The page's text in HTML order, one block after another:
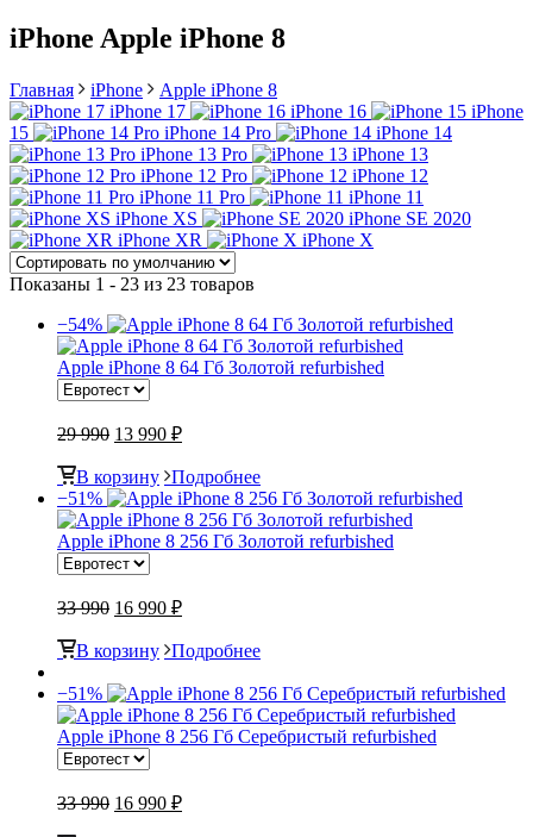
iPhone Apple iPhone 8
Главная iPhone
Apple iPhone 8
iPhone 17
iPhone 16
iPhone
15
iPhone 14 Pro
iPhone 14
iPhone 13 Pro
iPhone 13
iPhone 12 Pro
iPhone 12
iPhone 11 Pro
iPhone 11
iPhone XS
iPhone SE 2020
iPhone XR
iPhone X
Показаны 1 - 23 из 23 товаров
−54%
Apple iPhone 8 64 Гб Золотой refurbished
29 990 13 990 ₽
В корзину Подробнее
−51%
Apple iPhone 8 256 Гб Золотой refurbished
33 990 16 990 ₽
В корзину Подробнее
−51%
Apple iPhone 8 256 Гб Серебристый refurbished
33 990 16 990 ₽